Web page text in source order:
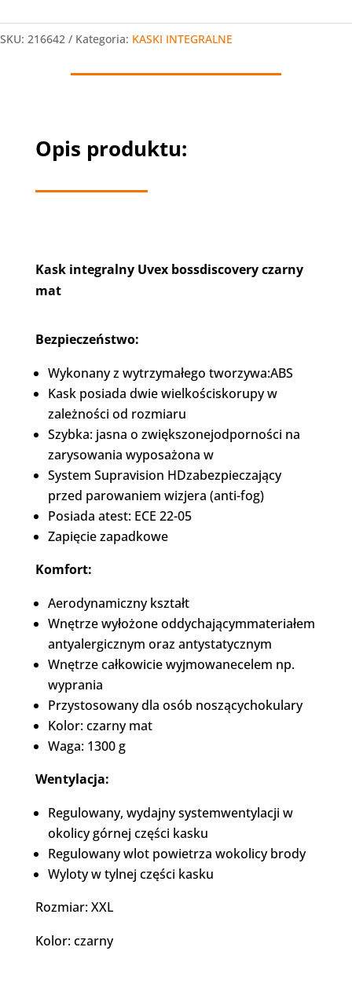
integralny
SKU: 216642 Kategoria: KASKI INTEGRALNE
Opis produktu:
Kask integralny Uvex bossdiscovery czarny
mat
Bezpieczeństwo:
Wykonany z wytrzymałego tworzywa:ABS
Kask posiada dwie wielkościskorupy w
zależności od rozmiaru
Szybka: jasna o zwiększonejodporności na
zarysowania wyposażona w
System Supravision HDzabezpieczający
przed parowaniem wizjera (anti-fog)
Posiada atest: ECE 22-05
Zapięcie zapadkowe
Komfort:
Aerodynamiczny kształt
Wnętrze wyłożone oddychającymmateriałem
antyalergicznym oraz antystatycznym
Wnętrze całkowicie wyjmowanecelem np.
wyprania
Przystosowany dla osób noszącychokulary
Kolor: czarny mat
Waga: 1300 g
Wentylacja:
Regulowany, wydajny systemwentylacji w
okolicy górnej części kasku
Regulowany wlot powietrza wokolicy brody
Wyloty w tylnej części kasku
Rozmiar: XXL
Kolor: czarny